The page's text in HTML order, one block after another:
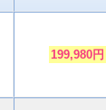
199,980円